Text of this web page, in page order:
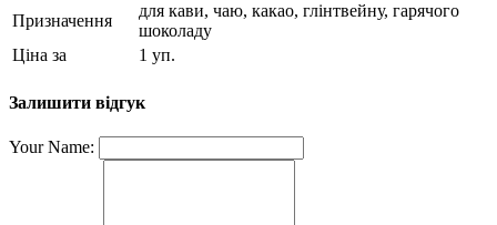
Призначення
для кави, чаю, какао, глінтвейну, гарячого
шоколаду
Ціна за
1 уп.
Залишити відгук
Your Name: